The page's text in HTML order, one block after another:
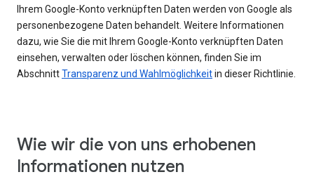
Ihrem Google-Konto verknüpften Daten werden von Google als
personenbezogene Daten behandelt. Weitere Informationen
dazu, wie Sie die mit Ihrem Google-Konto verknüpften Daten
einsehen, verwalten oder löschen können, finden Sie im
AbschnittTransparenz und Wahlmöglichkeitin dieser Richtlinie.
Wie wir die von uns erhobenen
Informationen nutzen